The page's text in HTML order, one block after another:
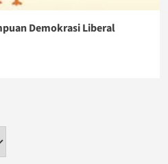
Demokrasi Liberal